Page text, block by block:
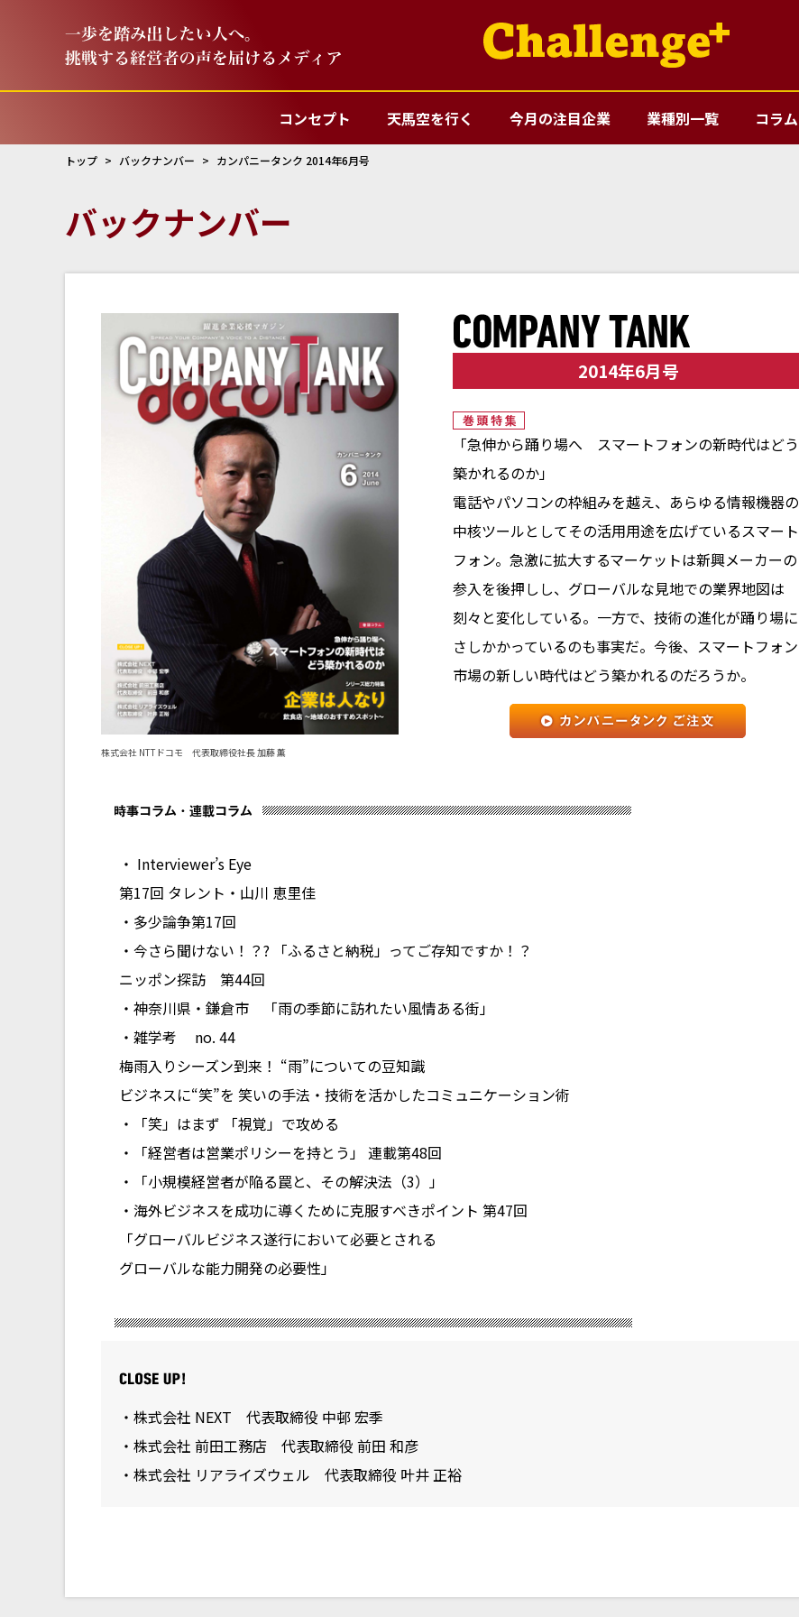
コンセプト 天馬空を行く 今月の注目企業 業種別一覧 コラム
トップ バックナンバー カンパニータンク 2014年6月号
バックナンバー
株式会社 NTTドコモ 代表取締役社長 加藤 薫
2014年6月号
「急伸から踊り場へ スマートフォンの新時代はどう
築かれるのか」
電話やパソコンの枠組みを越え、あらゆる情報機器の
中核ツールとしてその活用用途を広げているスマート
フォン。急激に拡大するマーケットは新興メーカーの
参入を後押しし、グローバルな見地での業界地図は
刻々と変化している。一方で、技術の進化が踊り場に
さしかかっているのも事実だ。今後、スマートフォン
市場の新しい時代はどう築かれるのだろうか。
・ Interviewer’s Eye
第17回 タレント・山川 恵里佳
・多少論争第17回
・今さら聞けない！？? 「ふるさと納税」ってご存知ですか！？
ニッポン探訪 第44回
・神奈川県・鎌倉市 「雨の季節に訪れたい風情ある街」
・雑学考 no. 44
梅雨入りシーズン到来！ “雨”についての豆知識
ビジネスに“笑”を 笑いの手法・技術を活かしたコミュニケーション術
・「笑」はまず 「視覚」で攻める
・「経営者は営業ポリシーを持とう」 連載第48回
・「小規模経営者が陥る罠と、その解決法（3）」
・海外ビジネスを成功に導くために克服すべきポイント 第47回
「グローバルビジネス遂行において必要とされる
グローバルな能力開発の必要性」
・株式会社 NEXT 代表取締役 中邨 宏季
・株式会社 前田工務店 代表取締役 前田 和彦
・株式会社 リアライズウェル 代表取締役 叶井 正裕